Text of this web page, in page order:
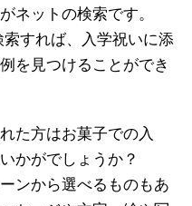
ネットの検索です。
索すれば、入学祝いに添
を見つけることができ
た方はお菓子での入
かがでしょうか？
ンから選べるものもあ